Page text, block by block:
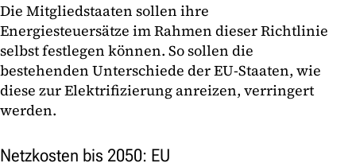
Die Mitgliedstaaten sollen ihre
Energiesteuersätze im Rahmen dieser Richtlinie
selbst festlegen können. So sollen die
bestehenden Unterschiede der EU-Staaten, wie
diese zur Elektrifizierung anreizen, verringert
werden.
Netzkosten bis 2050: EU